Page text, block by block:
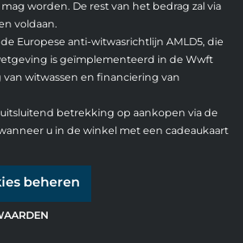
worden. De rest van het bedrag zal via
voldaan.
Europese anti-witwasrichtlijn AMLD5, die
is geïmplementeerd in de Wwft
witwassen en financiering van
betrekking op aankopen via de
u in de winkel met een cadeaukaart
beheren